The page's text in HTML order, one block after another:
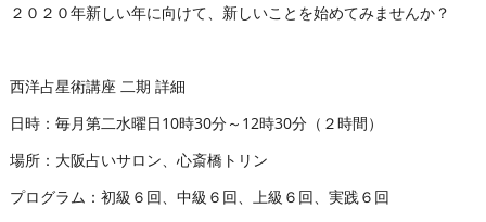
２０２０年新しい年に向けて、新しいことを始めてみませんか？
西洋占星術講座 二期 詳細
日時：毎月第二水曜日10時30分～12時30分（２時間）
場所：大阪占いサロン、心斎橋トリン
プログラム：初級６回、中級６回、上級６回、実践６回